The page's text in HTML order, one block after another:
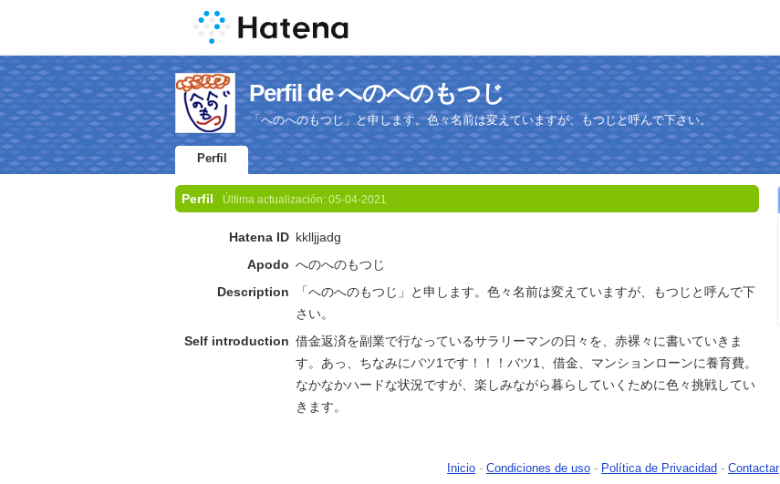
Perfil de へのへのもつじ
「へのへのもつじ」と申します。色々名前は変えていますが、もつじと呼んで下さい。
Perfil
Perfil Última actualización: 05-04-2021
Hatena ID kklljjadg
Apodo へのへのもつじ
Description
「へのへのもつじ」と申します。色々名前は変えていますが、もつじと呼んで下
さい。
Self introduction 借金返済を副業で行なっているサラリーマンの日々を、赤裸々に書いていきま
す。あっ、ちなみにバツ1です！！！バツ1、借金、マンションローンに養育費。
なかなかハードな状況ですが、楽しみながら暮らしていくために色々挑戦してい
きます。
Inicio - Condiciones de uso - Política de Privacidad - Contactar